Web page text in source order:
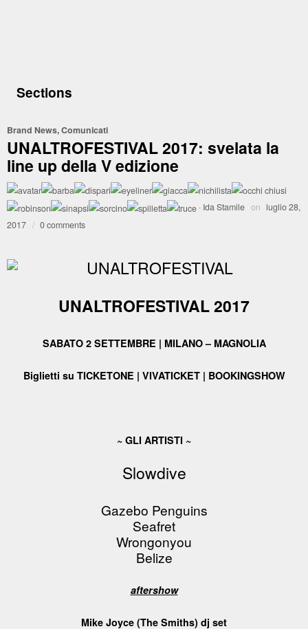
Sections
Brand News,Comunicati
UNALTROFESTIVAL 2017: svelata la
line up della V edizione
· Ida Stamile on luglio 28,
2017 / 0 comments
UNALTROFESTIVAL 2017
SABATO 2 SETTEMBRE | MILANO – MAGNOLIA
Biglietti su TICKETONE | VIVATICKET | BOOKINGSHOW
~ GLI ARTISTI ~
Slowdive
Gazebo Penguins
Seafret
Wrongonyou
Belize
aftershow
Mike Joyce (The Smiths) dj set